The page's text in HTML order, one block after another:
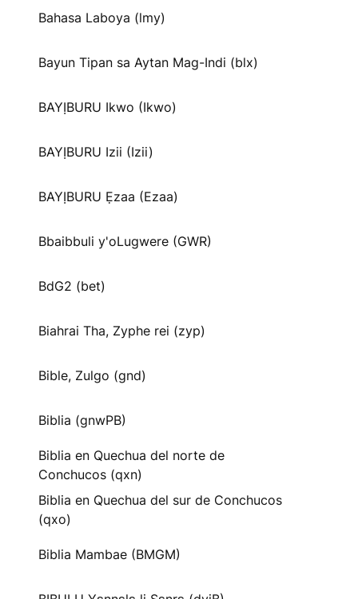
Bahasa Laboya (lmy)
Bayun Tipan sa Aytan Mag-Indi (blx)
BAYỊBURU Ikwo (Ikwo)
BAYỊBURU Izii (Izii)
BAYỊBURU Ẹzaa (Ezaa)
Bbaibbuli y'oLugwere (GWR)
BdG2 (bet)
Biahrai Tha, Zyphe rei (zyp)
Bible, Zulgo (gnd)
Biblia (gnwPB)
Biblia en Quechua del norte de
Conchucos (qxn)
Biblia en Quechua del sur de Conchucos
(qxo)
Biblia Mambae (BMGM)